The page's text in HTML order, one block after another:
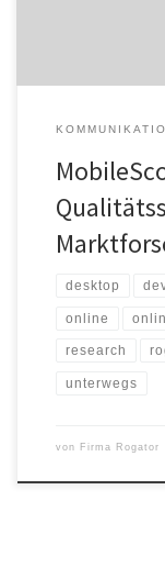
desktop
online
research
unterwegs
von Firma Rogator